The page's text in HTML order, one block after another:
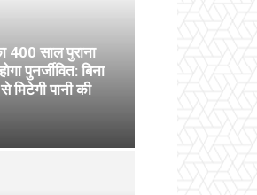
400 साल पुराना
पुनर्जीवित: बिना
मिटेगी पानी की